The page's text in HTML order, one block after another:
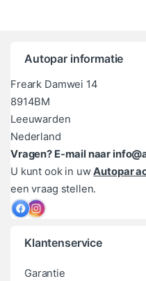
Autopar informatie
Freark Damwei 14
8914BM
Leeuwarden
Nederland
Vragen? E-mail naar
U kunt ook in uwAutopar
een vraag stellen.
Klantenservice
Garantie